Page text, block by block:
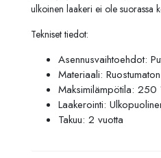
ulkoinen laakeri ei ole suorassa
Tekniset tiedot:
Asennusvaihtoehdot:
Materiaali:
Maksimilämpötila: 250
Laakerointi:
Takuu: 2 vuotta